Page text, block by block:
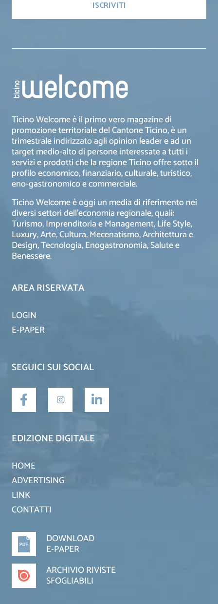
Ticino Welcome è il primo vero magazine di
promozione territoriale del Cantone Ticino, è un
trimestrale indirizzato agli opinion leader e ad un
target medio-alto di persone interessate a tutti i
servizi e prodotti che la regione Ticino offre sotto il
profilo economico, finanziario, culturale, turistico,
eno-gastronomico e commerciale.
Ticino Welcome è oggi un media di riferimento nei
diversi settori dell’economia regionale, quali:
Turismo, Imprenditoria e Management, Life Style,
Luxury, Arte, Cultura, Mecenatismo, Architettura e
Design, Tecnologia, Enogastronomia, Salute e
Benessere.
AREA RISERVATA
LOGIN
E-PAPER
SEGUICI SUI SOCIAL
EDIZIONE DIGITALE
HOME
ADVERTISING
LINK
CONTATTI
DOWNLOAD
E-PAPER
ARCHIVIO RIVISTE
SFOGLIABILI